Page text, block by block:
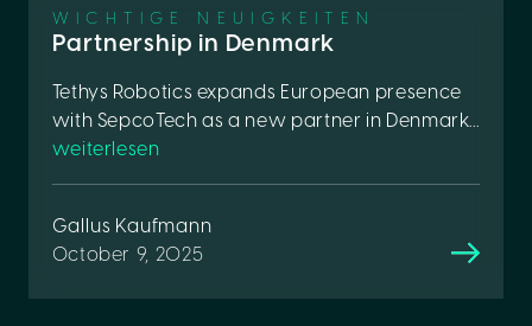
WICHTIGE NEUIGKEITEN
Partnership in Denmark
Tethys Robotics expands European presence
with SepcoTech as a new partner in Denmark...
weiterlesen
Gallus Kaufmann
October 9, 2025